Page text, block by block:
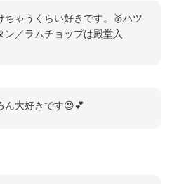
ちゃうくらい好きです。🥇ハツ
ン／ラムチョップは殿堂入
ん大好きです😍💕